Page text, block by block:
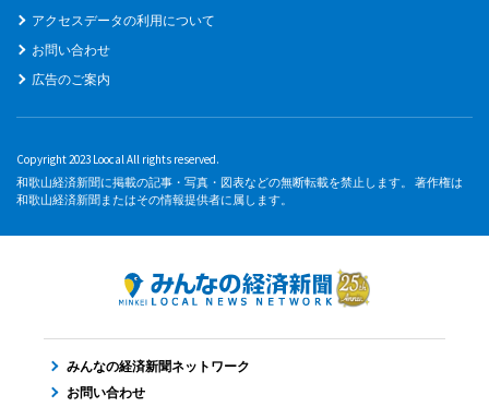
アクセスデータの利用について
お問い合わせ
広告のご案内
Copyright 2023 Loocal All rights reserved.
和歌山経済新聞に掲載の記事・写真・図表などの無断転載を禁止します。 著作権は
和歌山経済新聞またはその情報提供者に属します。
みんなの経済新聞ネットワーク
お問い合わせ